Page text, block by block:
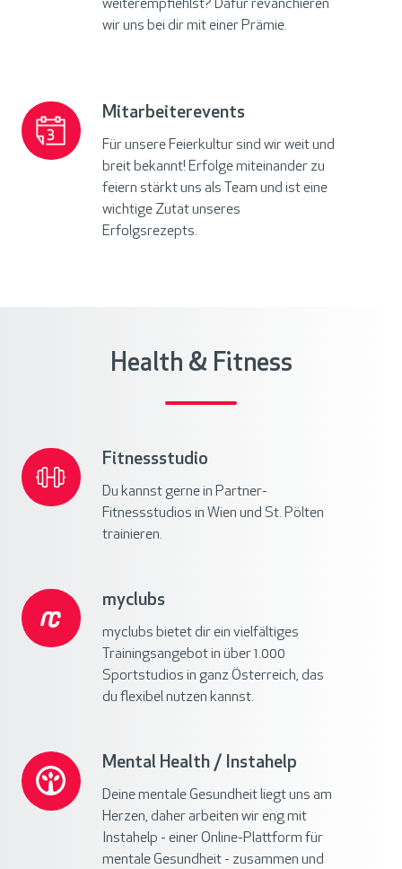
weiterempfiehlst? Dafür revanchieren
wir uns bei dir mit einer Prämie.
Mitarbeiterevents
Für unsere Feierkultur sind wir weit und
breit bekannt! Erfolge miteinander zu
feiern stärkt uns als Team und ist eine
wichtige Zutat unseres
Erfolgsrezepts.
Mitarbeiterevents
Health & Fitness
Fitnessstudio
Du kannst gerne in Partner-
Fitnessstudios in Wien und St. Pölten
trainieren.
Fitnessstudio
myclubs
myclubs bietet dir ein vielfältiges
Trainingsangebot in über 1.000
Sportstudios in ganz Österreich, das
du flexibel nutzen kannst.
myclubs
Mental Health / Instahelp
Deine mentale Gesundheit liegt uns am
Herzen, daher arbeiten wir eng mit
Instahelp - einer Online-Plattform für
mentale Gesundheit - zusammen und
Mental
Health